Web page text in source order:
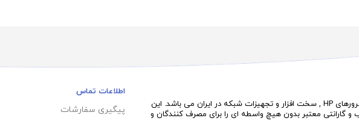
روناک شاپ یک فروشگاه اختصاصی در زمینه فروش سرورهای HP , سخت افزار و تجهیزات شبکه در ایران می باشد. این
و گارانتی معتبر بدون هیچ واسطه ای را برای مصرف کنندگان و
اطلاعات تماس
پیگیری سفارشات